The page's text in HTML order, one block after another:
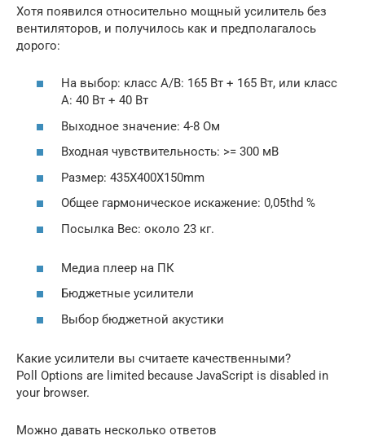
Хотя появился относительно мощный усилитель без
вентиляторов, и получилось как и предполагалось
дорого:
На выбор: класс A/B: 165 Вт + 165 Вт, или класс
A: 40 Вт + 40 Вт
Выходное значение: 4-8 Ом
Входная чувствительность: >= 300 мВ
Размер: 435X400X150mm
Общее гармоническое искажение: 0,05thd %
Посылка Вес: около 23 кг.
Медиа плеер на ПК
Бюджетные усилители
Выбор бюджетной акустики
Какие усилители вы считаете качественными?
Poll Options are limited because JavaScript is disabled in
your browser.
Можно давать несколько ответов